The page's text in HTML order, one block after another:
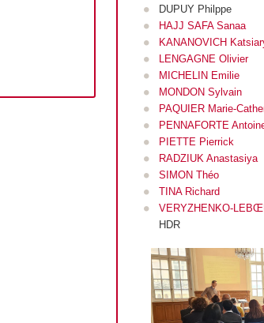
DUPUY Philppe
HAJJ SAFA Sanaa
KANANOVICH
LENGAGNE Olivier
MICHELIN Emilie
MONDON Sylvain
PAQUIER Marie-
PENNAFORTE
PIETTE Pierrick
RADZIUK Anastasiya
SIMON Théo
TINA Richard
VERYZHENKO-
HDR